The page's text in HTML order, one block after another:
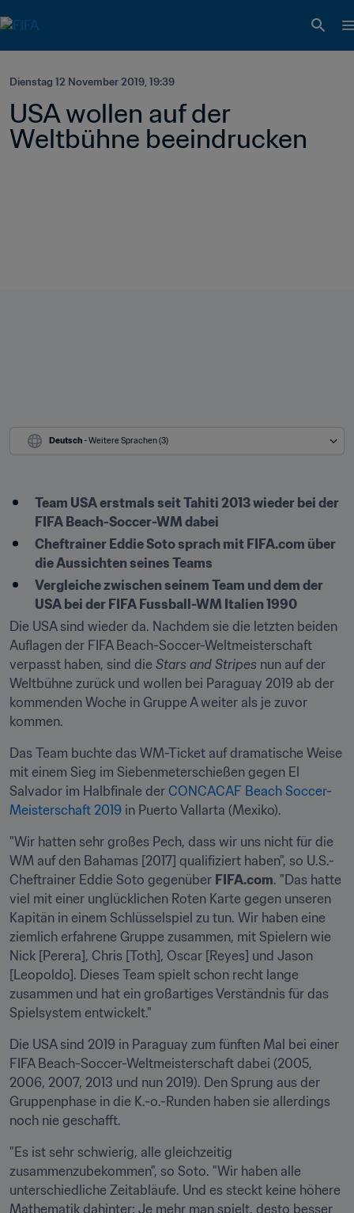
Dienstag 12 November 2019, 19:39
USA wollen auf der
Weltbühne beeindrucken
Deutsch - Weitere Sprachen (3)
Team USA erstmals seit Tahiti 2013 wieder bei der
FIFA Beach-Soccer-WM dabei
Cheftrainer Eddie Soto sprach mit FIFA.com über
die Aussichten seines Teams
Vergleiche zwischen seinem Team und dem der
USA bei der FIFA Fussball-WM Italien 1990
Die USA sind wieder da. Nachdem sie die letzten beiden
Auflagen der FIFA Beach-Soccer-Weltmeisterschaft
verpasst haben, sind die Stars and Stripes nun auf der
Weltbühne zurück und wollen bei Paraguay 2019 ab der
kommenden Woche in Gruppe A weiter als je zuvor
kommen.
Das Team buchte das WM-Ticket auf dramatische Weise
mit einem Sieg im Siebenmeterschießen gegen El
Salvador im Halbfinale der CONCACAF Beach Soccer-
Meisterschaft 2019 in Puerto Vallarta (Mexiko).
"Wir hatten sehr großes Pech, dass wir uns nicht für die
WM auf den Bahamas [2017] qualifiziert haben", so U.S.-
Cheftrainer Eddie Soto gegenüber FIFA.com. "Das hatte
viel mit einer unglücklichen Roten Karte gegen unseren
Kapitän in einem Schlüsselspiel zu tun. Wir haben eine
ziemlich erfahrene Gruppe zusammen, mit Spielern wie
Nick [Perera], Chris [Toth], Oscar [Reyes] und Jason
[Leopoldo]. Dieses Team spielt schon recht lange
zusammen und hat ein großartiges Verständnis für das
Spielsystem entwickelt."
Die USA sind 2019 in Paraguay zum fünften Mal bei einer
FIFA Beach-Soccer-Weltmeisterschaft dabei (2005,
2006, 2007, 2013 und nun 2019). Den Sprung aus der
Gruppenphase in die K.-o.-Runden haben sie allerdings
noch nie geschafft.
"Es ist sehr schwierig, alle gleichzeitig
zusammenzubekommen", so Soto. "Wir haben alle
unterschiedliche Zeitabläufe. Und es steckt keine höhere
Mathematik dahinter: Je mehr man spielt, desto besser